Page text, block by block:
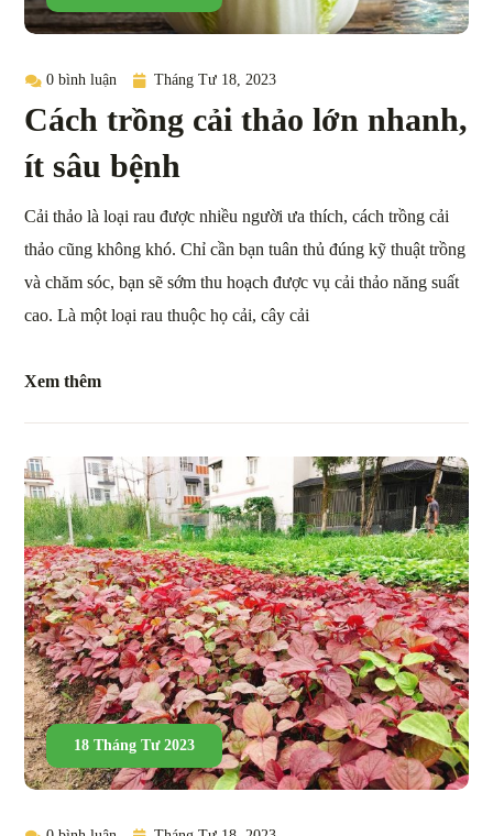
0 bình luận Tháng Tư 18, 2023
Cách trồng cải thảo lớn nhanh,
ít sâu bệnh
Cải thảo là loại rau được nhiều người ưa thích, cách trồng cải
thảo cũng không khó. Chỉ cần bạn tuân thủ đúng kỹ thuật trồng
và chăm sóc, bạn sẽ sớm thu hoạch được vụ cải thảo năng suất
cao. Là một loại rau thuộc họ cải, cây cải
Xem thêm
18 Tháng Tư 2023